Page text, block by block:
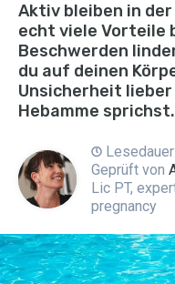
Aktiv bleiben in
echt viele Vorteile
Beschwerden
du auf deinen
Unsicherheit
Hebamme sprichst.
Geprüft von
Lic PT,
pregnancy